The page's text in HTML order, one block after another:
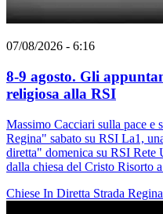
07/08/2026 - 6:16
8-9 agosto. Gli
religiosa alla RSI
Massimo Cacciari sulla pace e
Regina" sabato su RSI La1,
diretta" domenica su RSI Rete
dalla chiesa del Cristo Risorto
Chiese In Diretta Strada Regina